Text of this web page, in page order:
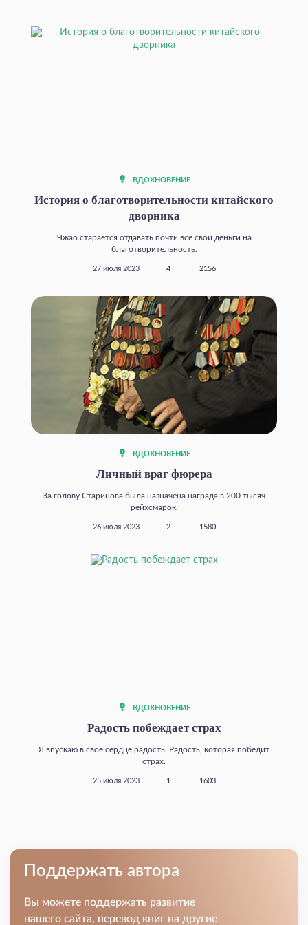
ВДОХНОВЕНИЕ
История о благотворительности китайского
дворника
Чжао старается отдавать почти все свои деньги на
благотворительность.
27 июля 2023 4 2156
ВДОХНОВЕНИЕ
Личный враг фюрера
За голову Старинова была назначена награда в 200 тысяч
рейхсмарок.
26 июля 2023 2 1580
ВДОХНОВЕНИЕ
Радость побеждает страх
Я впускаю в свое сердце радость. Радость, которая победит
страх.
25 июля 2023 1 1603
Поддержать автора
Вы можете поддержать развитие
нашего сайта, перевод книг на другие